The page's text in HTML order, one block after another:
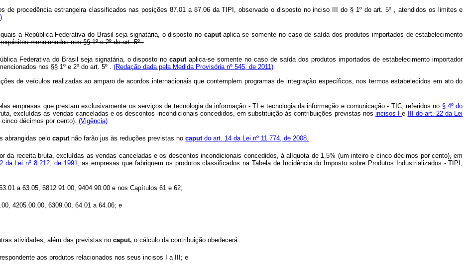
de procedência estrangeira classificados nas posições 87.01 a 87.06 da TIPI, observado o disposto no inciso III do § 1º do art. 5º , atendidos os limites e
a República Federativa do Brasil seja signatária, o disposto nocaputaplica-se somente no caso de saída dos produtos importados de estabelecimento
mencionados nos §§ 1º e 2º do art. 5º .
Federativa do Brasil seja signatária, o disposto nocaputaplica-se somente no caso de saída dos produtos importados de estabelecimento importador
nos §§ 1º e 2º do art. 5º . (Redação dada pela Medida Provisória nº 545, de 2011)
de veículos realizadas ao amparo de acordos internacionais que contemplem programas de integração específicos, nos termos estabelecidos em ato do
empresas que prestam exclusivamente os serviços de tecnologia da informação - TI e tecnologia da informação e comunicação - TIC, referidos no § 4º do
excluídas as vendas canceladas e os descontos incondicionais concedidos, em substituição às contribuições previstas nos incisos Ie III do art. 22 da Lei
décimos por cento). (Vigência)
abrangidas pelocaputnão farão jus às reduções previstas nocaputdo art. 14 da Lei nº 11.774, de 2008.
da receita bruta, excluídas as vendas canceladas e os descontos incondicionais concedidos, à alíquota de 1,5% (um inteiro e cinco décimos por cento), em
da Lei nº 8.212, de 1991,as empresas que fabriquem os produtos classificados na Tabela de Incidência do Imposto sobre Produtos Industrializados - TIPI,
a 63.05, 6812.91.00, 9404.90.00 e nos Capítulos 61 e 62;
4205.00.00, 6309.00, 64.01 a 64.06; e
atividades, além das previstas nocaput,o cálculo da contribuição obedecerá:
aos produtos relacionados nos seus incisos I a III; e